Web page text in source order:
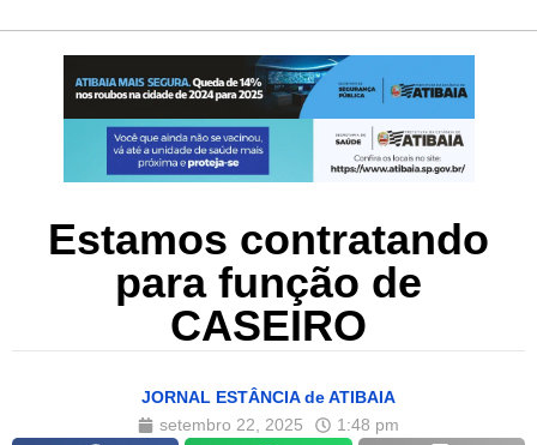
Estamos contratando
para função de
CASEIRO
JORNAL ESTÂNCIA de ATIBAIA
setembro 22, 2025
1:48 pm